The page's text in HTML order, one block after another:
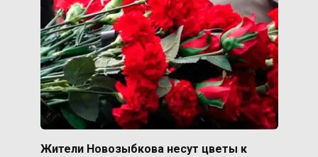
Жители Новозыбкова несут цветы к